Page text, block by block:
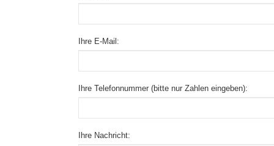
Ihre E-Mail:
Ihre Telefonnummer (bitte nur Zahlen eingeben):
Ihre Nachricht: